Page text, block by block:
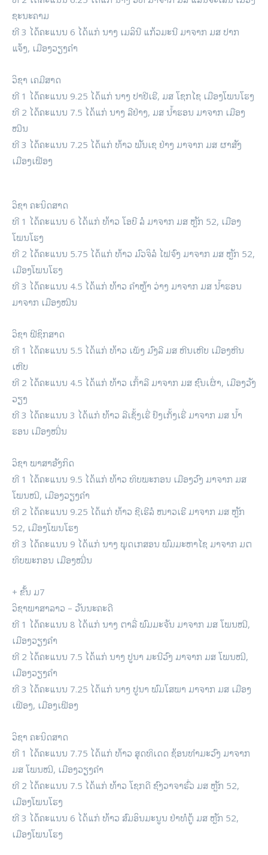
ຊະນະຄາມ
ທີ 3 ໄດ້ຄະແນນ 6 ໄດ້ແກ່ ນາງ ເມລິນີ ແກ້ວມະນີ ມາຈາກ ມສ ປາກ
ແຈ້ງ, ເມືອງວຽງຄຳ
ວິຊາ ເຄມີສາດ
ທີ 1 ໄດ້ຄະແນນ 9.25 ໄດ້ແກ່ ນາງ ປາຢີເຮີ, ມສ ໂຊກໄຊ ເມືອງໂພນໂຮງ
ທີ 2 ໄດ້ຄະແນນ 7.5 ໄດ້ແກ່ ນາງ ລີຢ່າງ, ມສ ນ້ຳຮອນ ມາຈາກ ເມືອງ
ໝືນ
ທີ 3 ໄດ້ຄະແນນ 7.25 ໄດ້ແກ່ ທ້າວ ພັນເຊ ຢ່າງ ມາຈາກ ມສ ຜາສັງ
ເມືອງເຟືອງ
ວິຊາ ຄະນິດສາດ
ທີ 1 ໄດ້ຄະແນນ 6 ໄດ້ແກ່ ທ້າວ ໂອບີ ລໍ ມາຈາກ ມສ ຫຼັກ 52, ເມືອງ
ໂພນໂຮງ
ທີ 2 ໄດ້ຄະແນນ 5.75 ໄດ້ແກ່ ທ້າວ ມົວຈິລໍ ໄຟຈົງ ມາຈາກ ມສ ຫຼັກ 52,
ເມືອງໂພນໂຮງ
ທີ 3 ໄດ້ຄະແນນ 4.5 ໄດ້ແກ່ ທ້າວ ຄຳຫຼ້າ ວ່າງ ມາຈາກ ມສ ນ້ຳຮອນ
ມາຈາກ ເມືອງໝືນ
ວິຊາ ຟີຊິກສາດ
ທີ 1 ໄດ້ຄະແນນ 5.5 ໄດ້ແກ່ ທ້າວ ເພັງ ມົງລີ ມສ ຫີນເຫີບ ເມືອງຫີນ
ເຫີບ
ທີ 2 ໄດ້ຄະແນນ 4.5 ໄດ້ແກ່ ທ້າວ ເກົ້າລີ ມາຈາກ ມສ ຊົນເຜົ່າ, ເມືອງວັງ
ວຽງ
ທີ 3 ໄດ້ຄະແນນ 3 ໄດ້ແກ່ ທ້າວ ລີເຊັ້ງເຮີ່ ຢົງເກັ້ງເຮີ່ ມາຈາກ ມສ ນ້ຳ
ຮອນ ເມືອງໝື່ນ
ວິຊາ ພາສາອັງກິດ
ທີ 1 ໄດ້ຄະແນນ 9.5 ໄດ້ແກ່ ທ້າວ ທິບພະກອນ ເມືອງວົງ ມາຈາກ ມສ
ໂພນໝີ, ເມືອງວຽງຄຳ
ທີ 2 ໄດ້ຄະແນນ 9.25 ໄດ້ແກ່ ທ້າວ ຊີເຮີລໍ ໜາວເຮີ ມາຈາກ ມສ ຫຼັກ
52, ເມືອງໂພນໂຮງ
ທີ 3 ໄດ້ຄະແນນ 9 ໄດ້ແກ່ ນາງ ພຸດເກສອນ ພົມມະຫາໄຊ ມາຈາກ ມຕ
ທິບພະກອນ ເມືອງໝື່ນ
+ ຂັ້ນ ມ7
ວິຊາພາສາລາວ – ວັນນະຄະດີ
ທີ 1 ໄດ້ຄະແນນ 8 ໄດ້ແກ່ ນາງ ຕາລີ່ ພົມມະຈັນ ມາຈາກ ມສ ໂພນໝີ,
ເມືອງວຽງຄຳ
ທີ 2 ໄດ້ຄະແນນ 7.5 ໄດ້ແກ່ ນາງ ປູນາ ມະນີວົງ ມາຈາກ ມສ ໂພນໝີ,
ເມືອງວຽງຄຳ
ທີ 3 ໄດ້ຄະແນນ 7.25 ໄດ້ແກ່ ນາງ ປູນາ ພົມໂສພາ ມາຈາກ ມສ ເມືອງ
ເຟືອງ, ເມືອງເຟືອງ
ວິຊາ ຄະນິດສາດ
ທີ 1 ໄດ້ຄະແນນ 7.75 ໄດ້ແກ່ ທ້າວ ສຸດທິເດດ ຊ້ອນທຳມະວົງ ມາຈາກ
ມສ ໂພນໝີ, ເມືອງວຽງຄຳ
ທີ 2 ໄດ້ຄະແນນ 7.5 ໄດ້ແກ່ ທ້າວ ໂຊກດີ ຊົງວາຈາຮົ່ວ ມສ ຫຼັກ 52,
ເມືອງໂພນໂຮງ
ທີ 3 ໄດ້ຄະແນນ 6 ໄດ້ແກ່ ທ້າວ ສົມອິນມະນູນ ຢ່າທໍຕູ້ ມສ ຫຼັກ 52,
ເມືອງໂພນໂຮງ